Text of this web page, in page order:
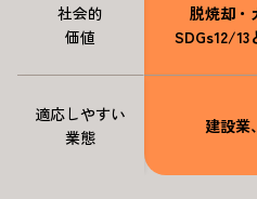
社会的
価値
脱焼却・
SDGs12/13
適応しやすい
業態
建設業